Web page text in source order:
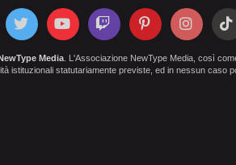
Media. L'Associazione NewType Media, così
istituzionali statutariamente previste, ed in nessun caso